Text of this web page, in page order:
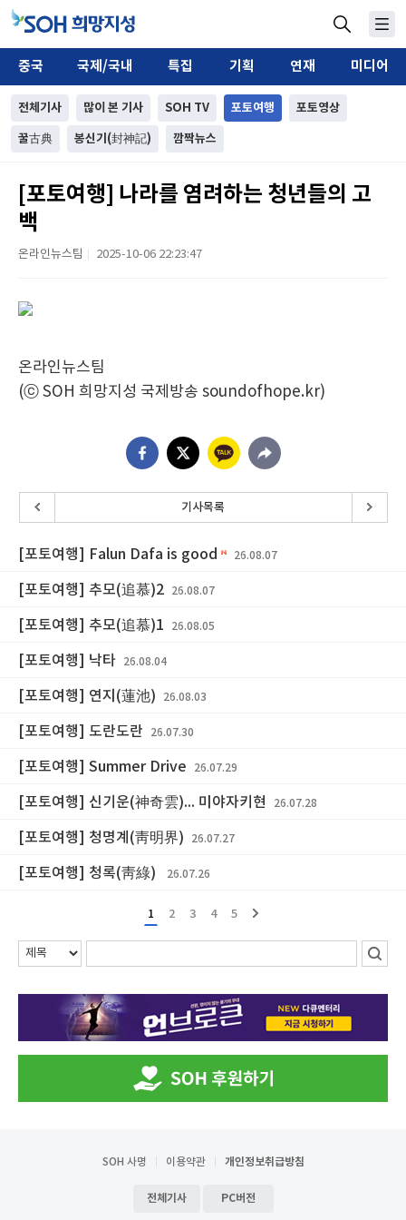
중국 국제/국내 특집 기획 연재 미디어
전체기사 많이 본 기사 SOH TV 포토여행 포토영상
꿀古典 봉신기(封神記) 깜짝뉴스
[포토여행] 나라를 염려하는 청년들의 고
백
온라인뉴스팀 2025-10-06 22:23:47
온라인뉴스팀
(ⓒ SOH 희망지성 국제방송 soundofhope.kr)
기사목록
[포토여행] Falun Dafa is good 26.08.07
[포토여행] 추모(追慕)2 26.08.07
[포토여행] 추모(追慕)1 26.08.05
[포토여행] 낙타 26.08.04
[포토여행] 연지(蓮池) 26.08.03
[포토여행] 도란도란 26.07.30
[포토여행] Summer Drive 26.07.29
[포토여행] 신기운(神奇雲)... 미야자키현 26.07.28
[포토여행] 청명계(靑明界) 26.07.27
[포토여행] 청록(靑綠) 26.07.26
1 2 3 4 5
SOH 사명 이용약관 개인정보취급방침
전체기사 PC버전